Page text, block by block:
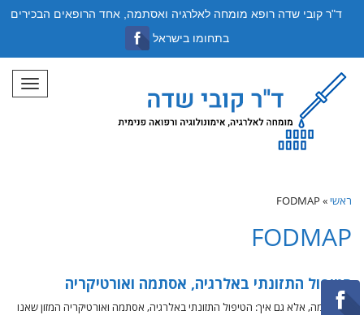
תפריט
ראשי»
FODMAP
FODMAP
הטיפול התזונתי באלרגיה, אסתמה ואורטיקריה
לא רק מה, אלא גם איך: הטיפול התזונתי באלרגיה, אסתמה ואורטיקריה המזון שאנו
ד"ר קובי שדה רופא מומחה לאלרגיה ואסתמה, אחד הרופאים הבכירים
בתחומו בישראל